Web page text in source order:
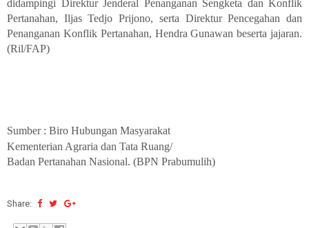
didampingi Direktur Jenderal Penanganan Sengketa dan Konflik
Pertanahan, Iljas Tedjo Prijono, serta Direktur Pencegahan dan
Penanganan Konflik Pertanahan, Hendra Gunawan beserta jajaran.
(Ril/FAP)
Sumber : Biro Hubungan Masyarakat
Kementerian Agraria dan Tata Ruang/
Badan Pertanahan Nasional. (BPN Prabumulih)
Share: